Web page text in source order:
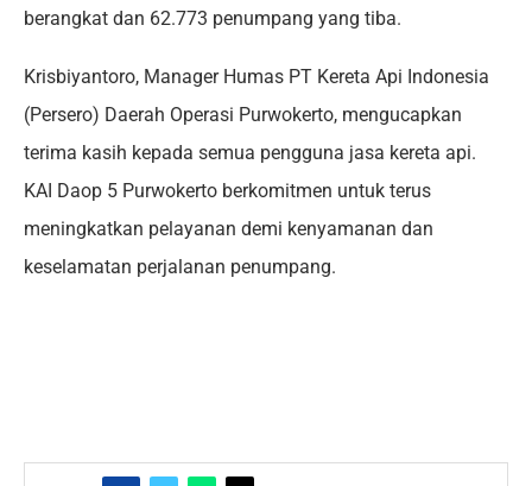
berangkat dan 62.773 penumpang yang tiba.
Krisbiyantoro, Manager Humas PT Kereta Api Indonesia
(Persero) Daerah Operasi Purwokerto, mengucapkan
terima kasih kepada semua pengguna jasa kereta api.
KAI Daop 5 Purwokerto berkomitmen untuk terus
meningkatkan pelayanan demi kenyamanan dan
keselamatan perjalanan penumpang.